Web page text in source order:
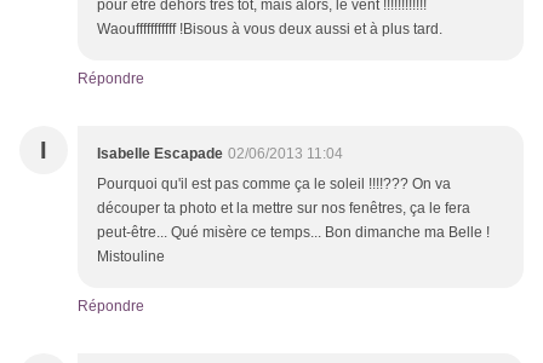
pour être dehors très tôt, mais alors, le vent !!!!!!!!!!!!
Waoufffffffffff !Bisous à vous deux aussi et à plus tard.
Répondre
I Isabelle Escapade 02/06/2013 11:04
Pourquoi qu'il est pas comme ça le soleil !!!!??? On va
découper ta photo et la mettre sur nos fenêtres, ça le fera
peut-être... Qué misère ce temps... Bon dimanche ma Belle !
Mistouline
Répondre